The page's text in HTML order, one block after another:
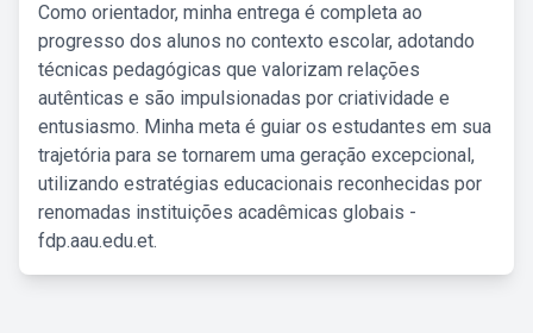
Como orientador, minha entrega é completa ao
progresso dos alunos no contexto escolar, adotando
técnicas pedagógicas que valorizam relações
autênticas e são impulsionadas por criatividade e
entusiasmo. Minha meta é guiar os estudantes em sua
trajetória para se tornarem uma geração excepcional,
utilizando estratégias educacionais reconhecidas por
renomadas instituições acadêmicas globais -
fdp.aau.edu.et.